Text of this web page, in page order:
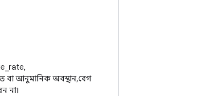
বা আনুমানিক অবস্থান, বেগ
না।